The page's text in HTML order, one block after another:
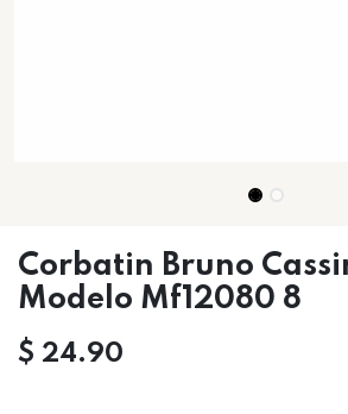
Corbatin Bruno
Modelo Mf12080 8
$ 24.90